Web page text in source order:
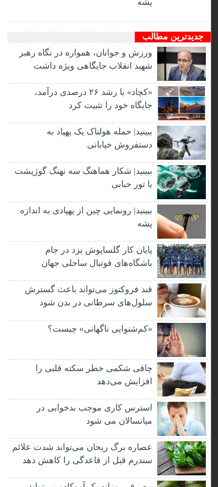
پشه
جدیدترین مطالب
ورزش و جوانان، همواره در نگاه رهبر
شهید انقلاب جایگاهی ویژه داشت
«کچاد» با رشد ۲۶ درصدی درآمد،
جایگاه خود را تثبیت کرد
ببینید| حمله هولناک یک پهپاد به
دستفروش خیابانی
ببینید| شکار هماهنگ سه نهنگ گوژپشت
با تور حبابی
ببینید| رونمایی چین از پهپادی به اندازه
پشه
پایان کار گلساپوش یزد در جام
باشگاه‌های فوتبال ساحلی جهان
قند فروکتوز می‌تواند باعث گسترش
سلول‌های سرطانی در بدن شود
«کم‌شنوایی ناگهانی» چیست؟
چاقی شکمی خطر سکته قلبی را
افزایش می‌دهد
استرس کاری موجب بدخوابی در
میانسالان می شود
عصاره برگ ریحان می‌تواند شدت علائم
سندرم قبل از قاعدگی را کاهش دهد